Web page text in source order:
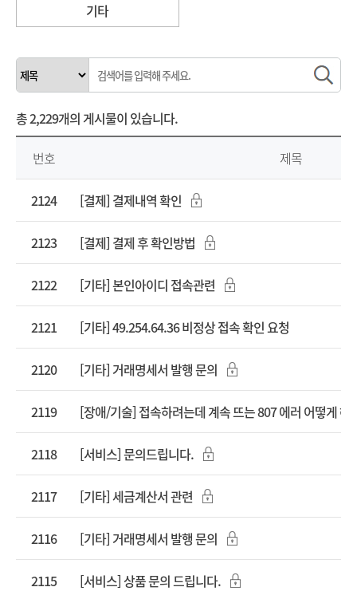
기타
총2,229개의 게시물이 있습니다.
번호 제목
2124 [결제] 결제내역 확인
2123 [결제] 결제 후 확인방법
2122 [기타] 본인아이디 접속관련
2121 [기타] 49.254.64.36 비정상 접속 확인 요청
2120 [기타] 거래명세서 발행 문의
2119 [장애/기술] 접속하려는데 계속 뜨는 807 에러 어떻게 해
2118 [서비스] 문의드립니다.
2117 [기타] 세금계산서 관련
2116 [기타] 거래명세서 발행 문의
2115 [서비스] 상품 문의 드립니다.